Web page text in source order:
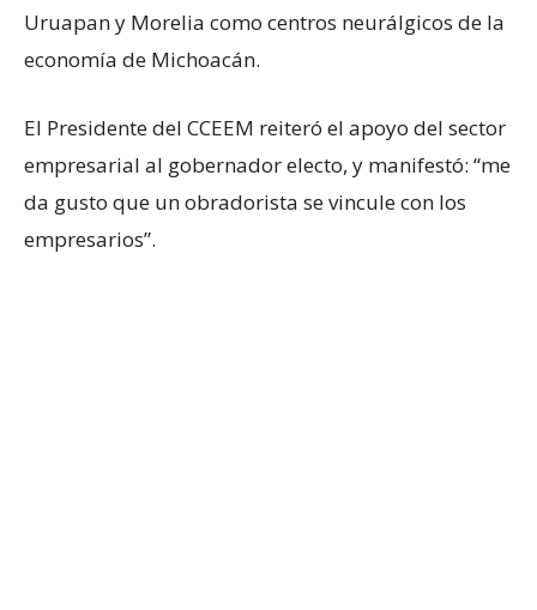
Uruapan y Morelia como centros neurálgicos de la
economía de Michoacán.
El Presidente del CCEEM reiteró el apoyo del sector
empresarial al gobernador electo, y manifestó: “me
da gusto que un obradorista se vincule con los
empresarios”.